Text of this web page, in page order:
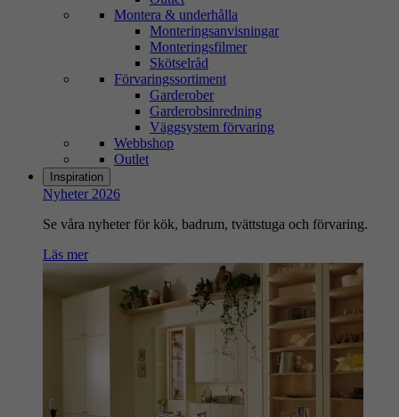
Montera & underhålla
Monteringsanvisningar
Monteringsfilmer
Skötselråd
Förvaringssortiment
Garderober
Garderobsinredning
Väggsystem förvaring
Webbshop
Outlet
Inspiration
Nyheter 2026
Se våra nyheter för kök, badrum, tvättstuga och förvaring.
Läs mer